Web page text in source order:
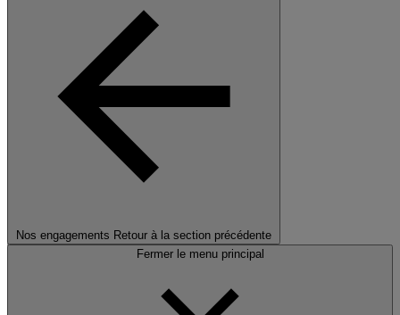
Nos engagements Retour à la section précédente
Fermer le menu principal